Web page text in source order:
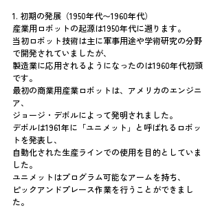
1. 初期の発展（1950年代〜1960年代）
産業用ロボットの起源は1950年代に遡ります。
当初ロボット技術は主に軍事用途や学術研究の分野
で開発されていましたが、
製造業に応用されるようになったのは1960年代初頭
です。
最初の商業用産業ロボットは、アメリカのエンジニ
ア、
ジョージ・デボルによって発明されました。
デボルは1961年に「ユニメット」と呼ばれるロボッ
トを発表し、
自動化された生産ラインでの使用を目的としていま
した。
ユニメットはプログラム可能なアームを持ち、
ピックアンドプレース作業を行うことができまし
た。